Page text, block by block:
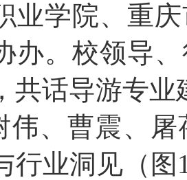
业学院、重
办。校领导
共话导游专
伟、曹震、
行业洞见 （ 图